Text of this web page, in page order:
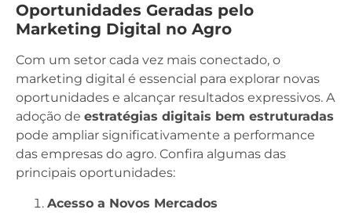
Oportunidades Geradas pelo
Marketing Digital no Agro
Com um setor cada vez mais conectado, o
marketing digital é essencial para explorar novas
oportunidades e alcançar resultados expressivos. A
adoção de estratégias digitais bem estruturadas
pode ampliar significativamente a performance
das empresas do agro. Confira algumas das
principais oportunidades:
Acesso a Novos Mercados